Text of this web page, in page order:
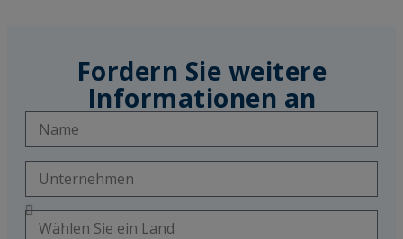
Fordern Sie weitere
Informationen an